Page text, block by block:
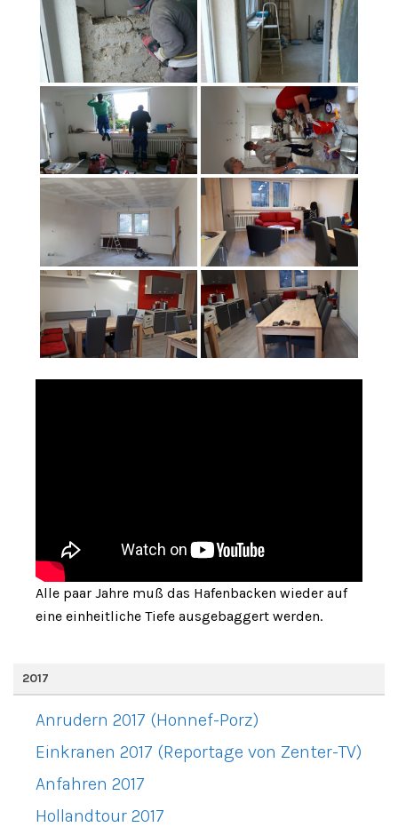
Alle paar Jahre muß das Hafenbacken wieder auf
eine einheitliche Tiefe ausgebaggert werden.
2017
Anrudern 2017 (Honnef-Porz)
Einkranen 2017 (Reportage von Zenter-TV)
Anfahren 2017
Hollandtour 2017